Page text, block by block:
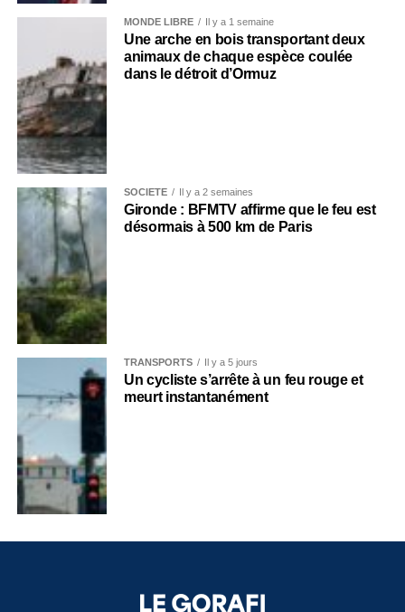
MONDE LIBRE Il y a 1 semaine
Une arche en bois transportant deux
animaux de chaque espèce coulée
dans le détroit d’Ormuz
SOCIÉTÉ Il y a 2 semaines
Gironde : BFMTV affirme que le feu est
désormais à 500 km de Paris
TRANSPORTS Il y a 5 jours
Un cycliste s’arrête à un feu rouge et
meurt instantanément